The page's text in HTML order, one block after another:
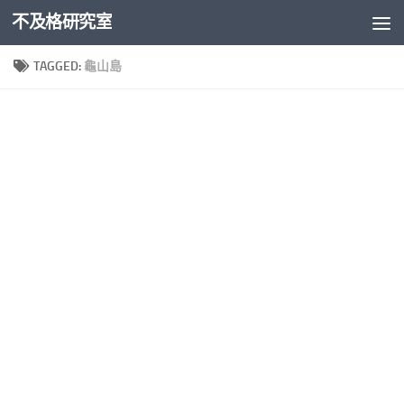
Skip to content
不及格研究室
TAGGED: 龜山島